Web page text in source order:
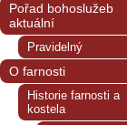
Pořad bohoslužeb
aktuální
Pravidelný
O farnosti
Historie farnosti a
kostela